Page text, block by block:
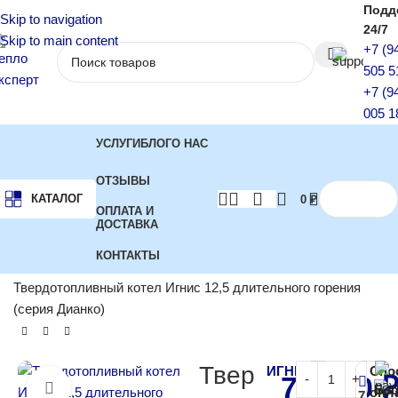
Skip to navigation
Skip to main content
24/7
+7
505
+7
005
КАТАЛОГ
УСЛУГИБЛОГО НАС
ОТЗЫВЫ
ОПЛАТА И
ДОСТАВКА
КОНТАКТЫ
0 ₽
Твердотопливный котел Игнис 12,5 длительного горения
(серия Дианко)
Нажмите, чтобы увеличить
Твер
ИГНИС
72 500